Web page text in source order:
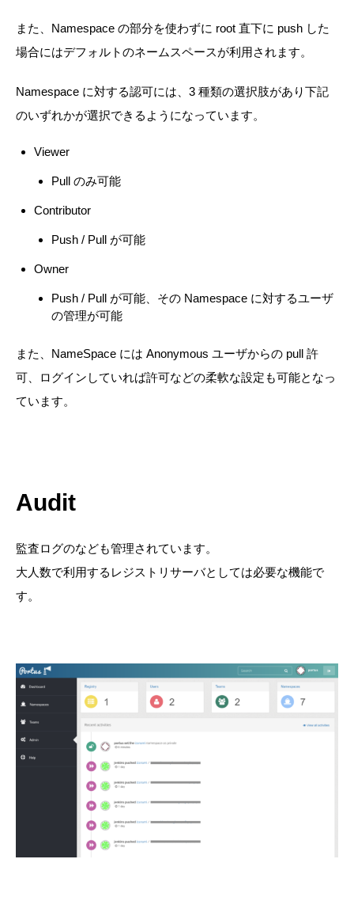
また、Namespace の部分を使わずに root 直下に push した
場合にはデフォルトのネームスペースが利用されます。
Namespace に対する認可には、3 種類の選択肢があり下記
のいずれかが選択できるようになっています。
Viewer
Pull のみ可能
Contributor
Push / Pull が可能
Owner
Push / Pull が可能、その Namespace に対するユーザ
の管理が可能
また、NameSpace には Anonymous ユーザからの pull 許
可、ログインしていれば許可などの柔軟な設定も可能となっ
ています。
Audit
監査ログのなども管理されています。
大人数で利用するレジストリサーバとしては必要な機能で
す。